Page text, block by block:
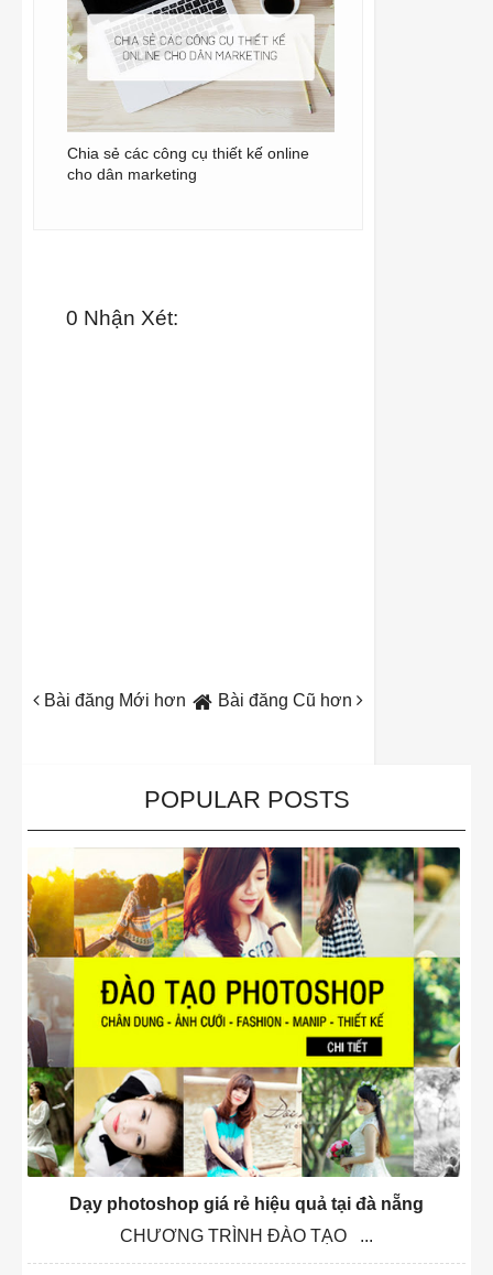
Chia sẻ các công cụ thiết kế online
cho dân marketing
0 Nhận Xét:
Bài đăng Mới hơn Bài đăng Cũ hơn
POPULAR POSTS
Dạy photoshop giá rẻ hiệu quả tại đà nẵng
CHƯƠNG TRÌNH ĐÀO TẠO ...